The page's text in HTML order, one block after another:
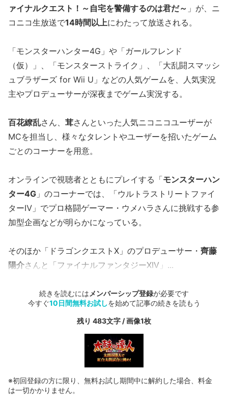
ァイナルクエスト！～自宅を警備するのは君だ～ 」が、ニ
コニコ生放送で14時間以上にわたって放送される。
「モンスターハンター4G」や「ガールフレンド
（仮）」、「モンスターストライク」、「大乱闘スマッシ
ュブラザーズ for Wii U」などの人気ゲームを、人気実況
主やプロデューサーが深夜までゲーム実況する。
百花繚乱さん、 茸さんといった人気ニコニコユーザーが
MCを担当し、様々なタレントやユーザーを招いたゲーム
ごとのコーナーを用意。
オンラインで視聴者とともにプレイする「モンスターハン
ター4G 」のコーナーでは、「ウルトラストリートファイ
ターⅣ」でプロ格闘ゲーマー・ウメハラさんに挑戦する参
加型企画などが明らかになっている。
そのほか「ドラゴンクエストⅩ」のプロデューサー・ 齊藤
陽介さんと「ファイナルファンタジーXIV」...
続きを読むには メンバーシップ登録が必要です
今すぐ10日間無料お試しを始めて記事の続きを読もう
残り 483文字 / 画像1枚
※初回登録の方に限り、無料お試し期間中に解約した場合、料金
は一切かかりません。